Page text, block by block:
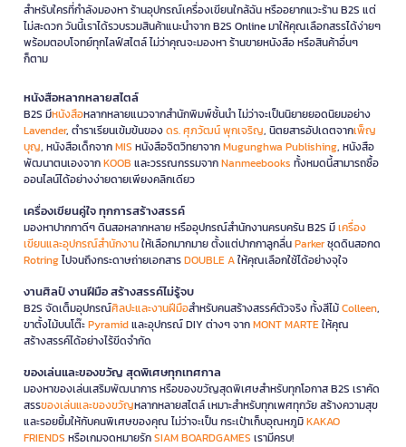
สำหรับใครที่กำลังมองหา ร้านอุปกรณ์เครื่องเขียนใกล้ฉัน หรืออยากแวะร้าน B2S แต่
ไม่สะดวก วันนี้เราได้รวบรวมสินค้าแนะนำจาก B2S Online มาให้คุณเลือกสรรได้ง่ายๆ
พร้อมตอบโจทย์ทุกไลฟ์สไตล์ ไม่ว่าคุณจะมองหา ร้านขายหนังสือ หรือสินค้าอื่นๆ
ก็ตาม
หนังสือหลากหลายสไตล์
B2S มีหนังสือหลากหลายแนวจากสำนักพิมพ์ชั้นนำ ไม่ว่าจะเป็นนิยายยอดนิยมอย่าง
Lavender, ตำราเรียนเข้มข้นของดร. ศุภวัฒน์ พุกเจริญ, นิตยสารอัปเดตจากเพ็ญ
บุญ, หนังสือเด็กจากMIS หนังสือจิตวิทยาจากMugunghwa Publishing, หนังสือ
พัฒนาตนเองจากKOOB และวรรณกรรมจากNanmeebooks ทั้งหมดนี้สามารถซื้อ
ออนไลน์ได้อย่างง่ายดายเพียงคลิกเดียว
เครื่องเขียนคู่ใจ ทุกการสร้างสรรค์
มองหาปากกาดีๆ ดินสอหลากหลาย หรืออุปกรณ์สำนักงานครบครัน B2S มีเครื่อง
เขียนและอุปกรณ์สำนักงานให้เลือกมากมาย ตั้งแต่ปากกาลูกลื่นParkerชุดดินสอกด
Rotringไปจนถึงกระดาษถ่ายเอกสารDOUBLE Aให้คุณเลือกใช้ได้อย่างจุใจ
งานศิลป์ งานฝีมือ สร้างสรรค์ไม่รู้จบ
B2S จัดเต็มอุปกรณ์ศิลปะและงานฝีมือสำหรับคนสร้างสรรค์ตัวจริง ทั้งสีไม้Colleen,
ขาตั้งไม้บนโต๊ะPyramidและอุปกรณ์ DIY ต่างๆ จากMONT MARTEให้คุณ
สร้างสรรค์ได้อย่างไร้ขีดจำกัด
ของเล่นและของขวัญ สุดพิเศษทุกเทศกาล
มองหาของเล่นเสริมพัฒนาการ หรือของขวัญสุดพิเศษสำหรับทุกโอกาส B2S เราคัด
สรรของเล่นและของขวัญหลากหลายสไตล์ เหมาะสำหรับทุกเพศทุกวัย สร้างความสุข
และรอยยิ้มให้กับคนพิเศษของคุณ ไม่ว่าจะเป็น กระเป๋าเก็บอุณหภูมิKAKAO
FRIENDS หรือเกมจดหมายรักSIAM BOARDGAMES เรามีครบ!